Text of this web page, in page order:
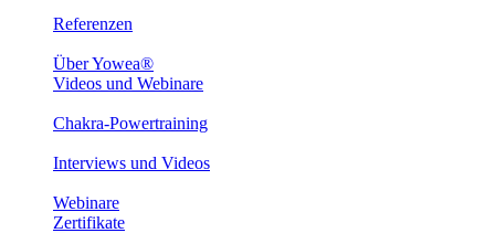
Referenzen
Über Yowea®
Videos und Webinare
Chakra-Powertraining
Interviews und Videos
Webinare
Zertifikate